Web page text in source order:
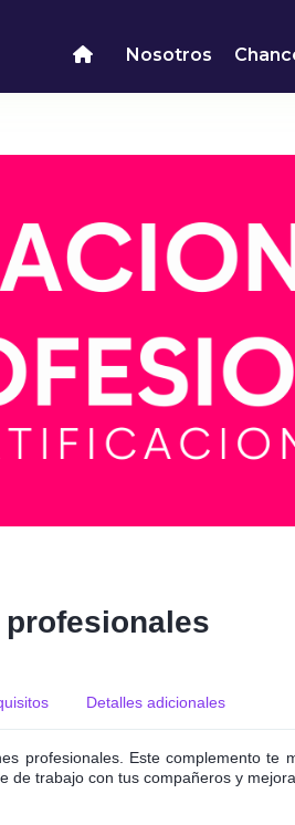
Nosotros
Detalles adicionales
profesionales. Este complemento
de trabajo con tus compañeros y